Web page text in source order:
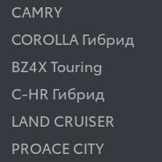
CAMRY
COROLLA Гибрид
BZ4X Touring
C-HR Гибрид
LAND CRUISER
PROACE CITY